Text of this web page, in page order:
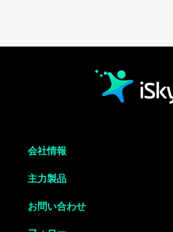
会社情報
主力製品
お問い合わせ